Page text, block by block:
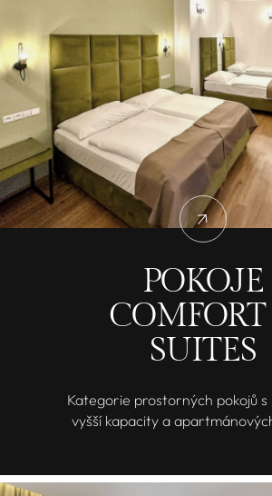
POKOJE
SUITES
Kategorie prostorných pokojů s
vyšší kapacity a